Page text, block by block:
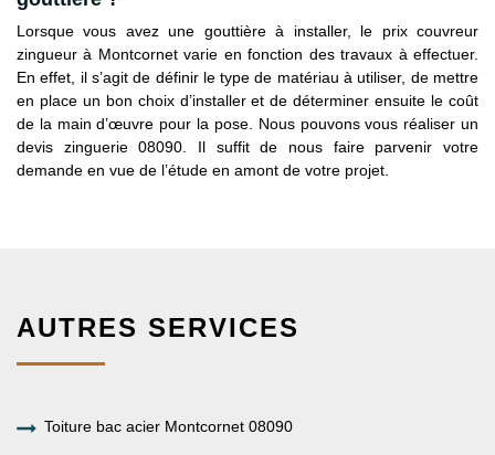
Lorsque vous avez une gouttière à installer, le prix couvreur
zingueur à Montcornet varie en fonction des travaux à effectuer.
En effet, il s’agit de définir le type de matériau à utiliser, de mettre
en place un bon choix d’installer et de déterminer ensuite le coût
de la main d’œuvre pour la pose. Nous pouvons vous réaliser un
devis zinguerie 08090. Il suffit de nous faire parvenir votre
demande en vue de l’étude en amont de votre projet.
AUTRES SERVICES
Toiture bac acier Montcornet 08090